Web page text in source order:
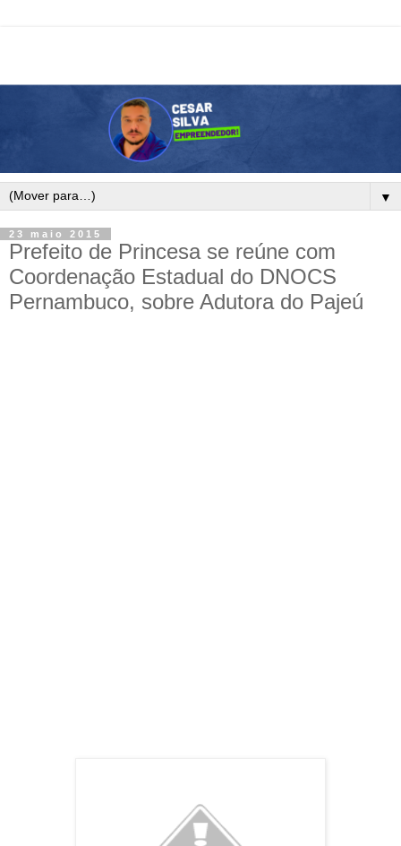
▼
23 maio 2015
Prefeito de Princesa se reúne com
Coordenação Estadual do DNOCS
Pernambuco, sobre Adutora do Pajeú